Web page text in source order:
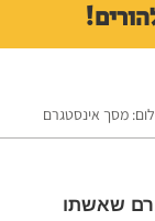
אינסטגרם